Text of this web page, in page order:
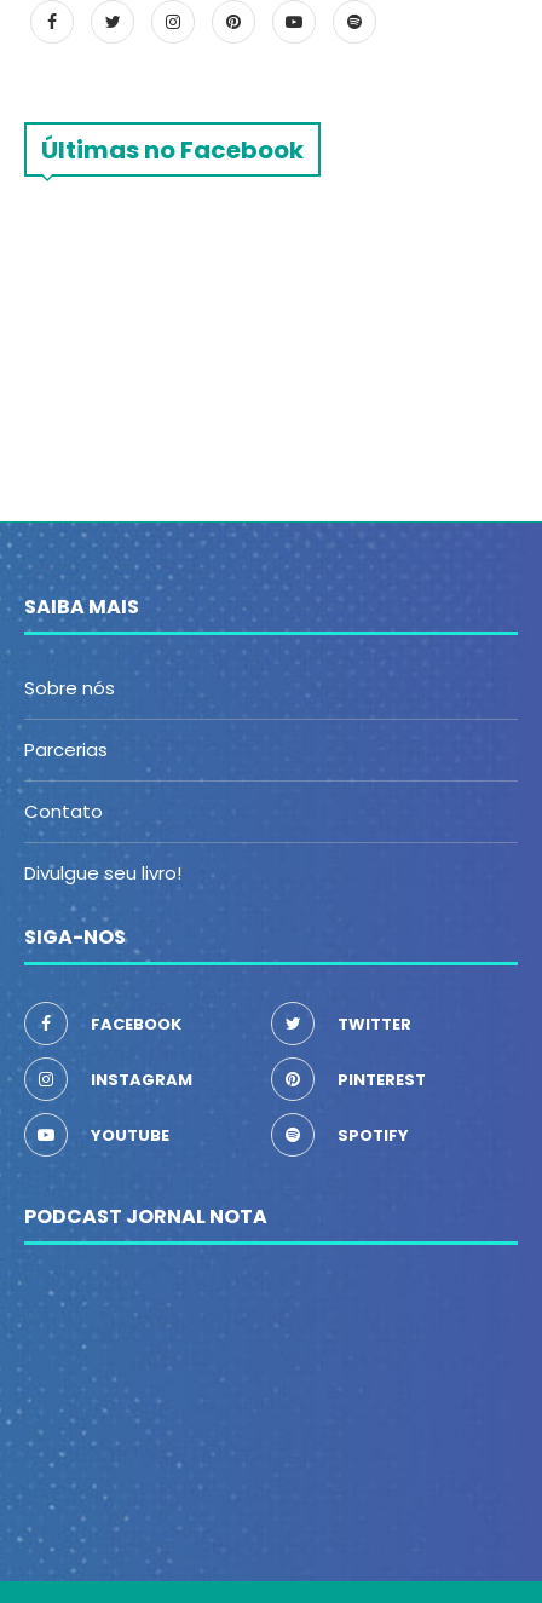
Últimas no Facebook
SAIBA MAIS
Sobre nós
Parcerias
Contato
Divulgue seu livro!
SIGA-NOS
FACEBOOK TWITTER
INSTAGRAM PINTEREST
YOUTUBE SPOTIFY
PODCAST JORNAL NOTA